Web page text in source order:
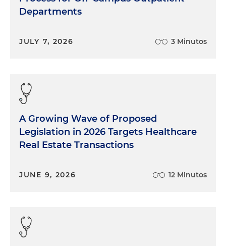
Departments
JULY 7, 2026 3 Minutos
A Growing Wave of Proposed
Legislation in 2026 Targets Healthcare
Real Estate Transactions
JUNE 9, 2026 12 Minutos